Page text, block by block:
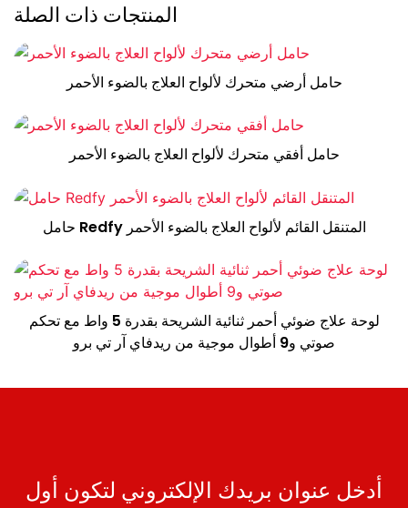
المنتجات ذات الصلة
حامل أرضي متحرك لألواح العلاج بالضوء الأحمر
حامل أفقي متحرك لألواح العلاج بالضوء الأحمر
حامل Redfy المتنقل القائم لألواح العلاج بالضوء الأحمر
لوحة علاج ضوئي أحمر ثنائية الشريحة بقدرة 5 واط مع تحكم
صوتي و9 أطوال موجية من ريدفاي آر تي برو
أدخل عنوان بريدك الإلكتروني لتكون أول